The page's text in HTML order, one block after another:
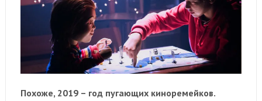
Похоже, 2019 – год пугающих киноремейков.